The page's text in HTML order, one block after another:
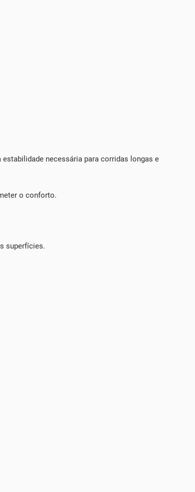
necessária para corridas longas e
o conforto.
superfícies.